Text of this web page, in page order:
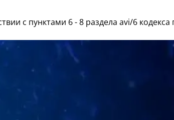
с пунктами 6 - 8 раздела avi/6 кодекса